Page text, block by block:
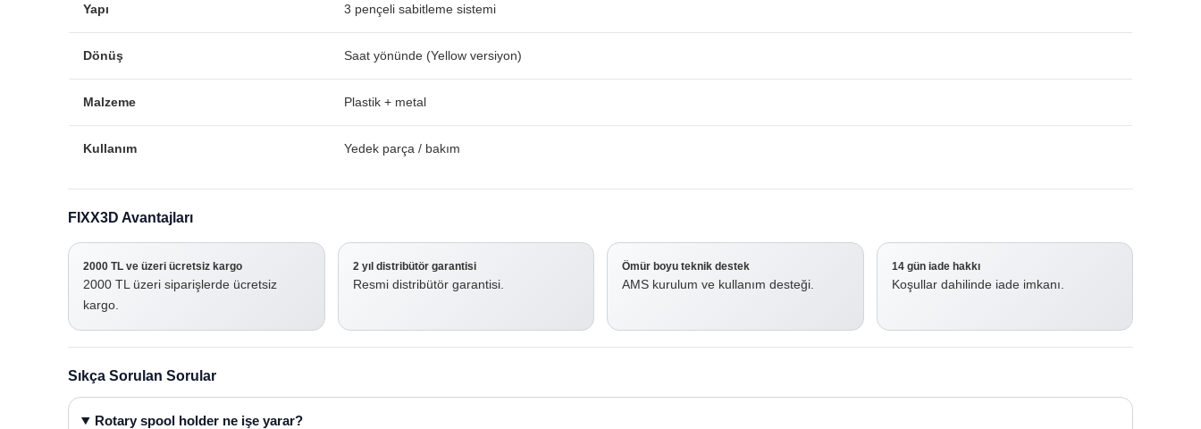
Yapı 3 pençeli sabitleme sistemi
Dönüş Saat yönünde (Yellow versiyon)
Malzeme Plastik + metal
Kullanım Yedek parça / bakım
FIXX3D Avantajları
2000 TL ve üzeri ücretsiz kargo
2000 TL üzeri siparişlerde ücretsiz
kargo.
2 yıl distribütör garantisi
Resmi distribütör garantisi.
Ömür boyu teknik destek
AMS kurulum ve kullanım desteği.
14 gün iade hakkı
Koşullar dahilinde iade imkanı.
Sıkça Sorulan Sorular
Rotary spool holder ne işe yarar?